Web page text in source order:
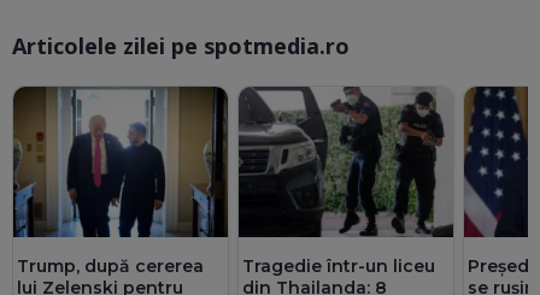
Articolele zilei pe spotmedia.ro
Trump, după cererea
lui Zelenski pentru
Tragedie într-un liceu
din Thailanda: 8
se